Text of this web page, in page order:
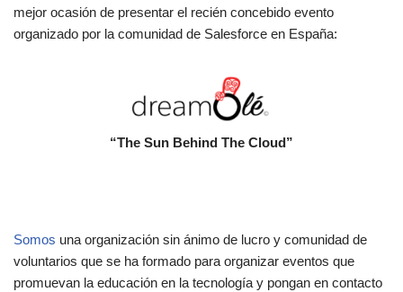
mejor ocasión de presentar el recién concebido evento
organizado por la comunidad de Salesforce en España:
“The Sun Behind The Cloud”
Somos una organización sin ánimo de lucro y comunidad de
voluntarios que se ha formado para organizar eventos que
promuevan la educación en la tecnología y pongan en contacto